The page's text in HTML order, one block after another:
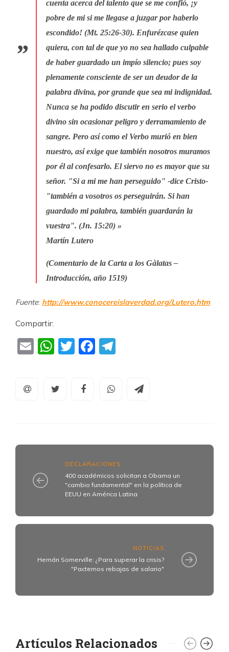
cuenta acerca del talento que se me confió, ¡y
pobre de mi si me llegase a juzgar por haberlo
escondido! (Mt. 25:26-30). Enfurézcase quien
quiera, con tal de que yo no sea hallado culpable
de haber guardado un impío silencio; pues soy
plenamente consciente de ser un deudor de la
palabra divina, por grande que sea mi indignidad.
Nunca se ha podido discutir en serio el verbo
divino sin ocasionar peligro y derramamiento de
sangre. Pero así como el Verbo murió en bien
nuestro, así exige que también nosotros muramos
por él al confesarlo. El siervo no es mayor que su
señor. "Si a mi me han perseguido" -dice Cristo-
"también a vosotros os perseguirán. Si han
guardado mi palabra, también guardarán la
vuestra". (Jn. 15:20) »
Martín Lutero
(Comentario de la Carta a los Gàlatas –
Introducción, año 1519)
Fuente: http://www.conocereislaverdad.org/Lutero.htm
Compartir:
EmailWhatsApp
TwitterFacebook
DECLARACIONES
400 académicos solicitan a Obama un
"cambio fundamental" en la política de
EEUU en América Latina
NOTICIAS
Hernán Somerville: ¿Para superar la crisis?
"Pactemos rebajas de salario"
Artículos Relacionados